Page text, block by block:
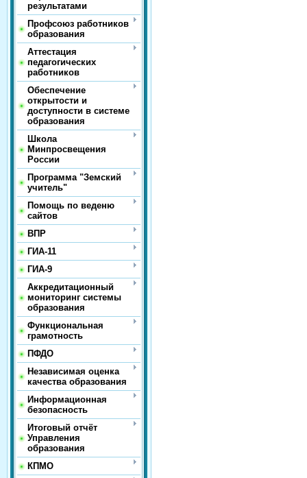
результатами
Профсоюз работников
образования
Аттестация
педагогических
работников
Обеспечение
открытости и
доступности в системе
образования
Школа
Минпросвещения
России
Программа "Земский
учитель"
Помощь по веденю
сайтов
ВПР
ГИА-11
ГИА-9
Аккредитационный
мониторинг системы
образования
Функциональная
грамотность
ПФДО
Независимая оценка
качества образования
Информационная
безопасность
Итоговый отчёт
Управления
образования
КПМО